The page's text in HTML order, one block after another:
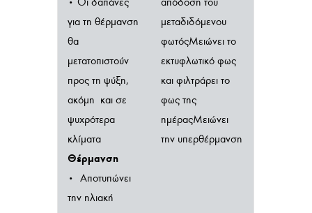
για τη θέρμανση
θα
μετατοπιστούν
προς τη ψύξη,
ακόμη και σε
ψυχρότερα
κλίματα
Θέρμανση
• Αποτυπώνει
την ηλιακή
μεταδιδόμενου
φωτόςΜειώνει το
εκτυφλωτικό φως
και φιλτράρει το
φως της
ημέραςΜειώνει
την υπερθέρμανση